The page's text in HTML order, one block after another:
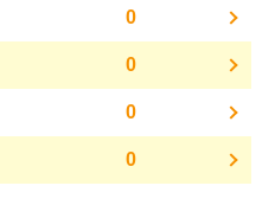
0
0
0
0